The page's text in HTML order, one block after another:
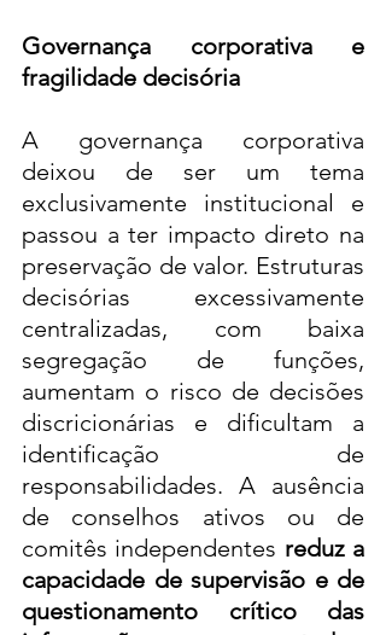
Governança corporativa e
fragilidade decisória
A governança corporativa
deixou de ser um tema
exclusivamente institucional e
passou a ter impacto direto na
preservação de valor. Estruturas
decisórias excessivamente
centralizadas, com baixa
segregação de funções,
aumentam o risco de decisões
discricionárias e dificultam a
identificação de
responsabilidades. A ausência
de conselhos ativos ou de
comitês independentes reduz a
capacidade de supervisão e de
questionamento crítico das